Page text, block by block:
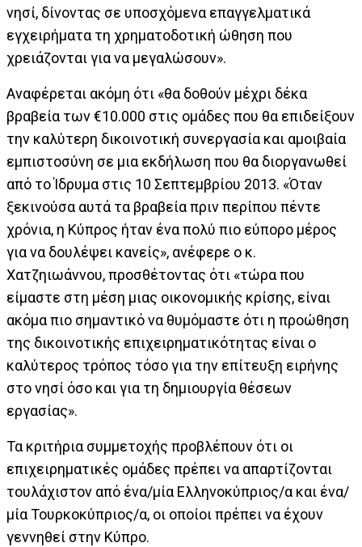
νησί, δίνοντας σε υποσχόμενα επαγγελματικά
εγχειρήματα τη χρηματοδοτική ώθηση που
χρειάζονται για να μεγαλώσουν».
Αναφέρεται ακόμη ότι «θα δοθούν μέχρι δέκα
βραβεία των €10.000 στις ομάδες που θα επιδείξουν
την καλύτερη δικοινοτική συνεργασία και αμοιβαία
εμπιστοσύνη σε μια εκδήλωση που θα διοργανωθεί
από το Ίδρυμα στις 10 Σεπτεμβρίου 2013. «Όταν
ξεκινούσα αυτά τα βραβεία πριν περίπου πέντε
χρόνια, η Κύπρος ήταν ένα πολύ πιο εύπορο μέρος
για να δουλέψει κανείς», ανέφερε ο κ.
Χατζηιωάννου, προσθέτοντας ότι «τώρα που
είμαστε στη μέση μιας οικονομικής κρίσης, είναι
ακόμα πιο σημαντικό να θυμόμαστε ότι η προώθηση
της δικοινοτικής επιχειρηματικότητας είναι ο
καλύτερος τρόπος τόσο για την επίτευξη ειρήνης
στο νησί όσο και για τη δημιουργία θέσεων
εργασίας».
Τα κριτήρια συμμετοχής προβλέπουν ότι οι
επιχειρηματικές ομάδες πρέπει να απαρτίζονται
τουλάχιστον από ένα/μία Ελληνοκύπριος/α και ένα/
μία Τουρκοκύπριος/α, οι οποίοι πρέπει να έχουν
γεννηθεί στην Κύπρο.